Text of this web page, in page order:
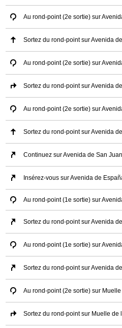
Au rond-point (2e sortie) sur
Sortez du rond-point sur Avenida
Au rond-point (2e sortie) sur
Sortez du rond-point sur Avenida
Au rond-point (2e sortie) sur
Sortez du rond-point sur Avenida
Continuez sur Avenida de San
Insérez-vous sur Avenida de
Au rond-point (1e sortie) sur
Sortez du rond-point sur Avenida
Au rond-point (1e sortie) sur
Sortez du rond-point sur Avenida
Au rond-point (2e sortie) sur
Sortez du rond-point sur Muelle de